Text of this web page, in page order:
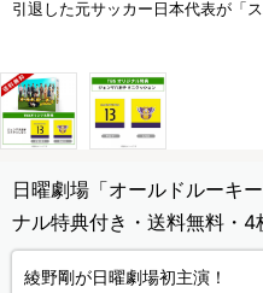
引退した元サッカー日本代表が「
日曜劇場「オールドルーキ
ナル特典付き・送料無料・4
綾野剛が日曜劇場初主演！